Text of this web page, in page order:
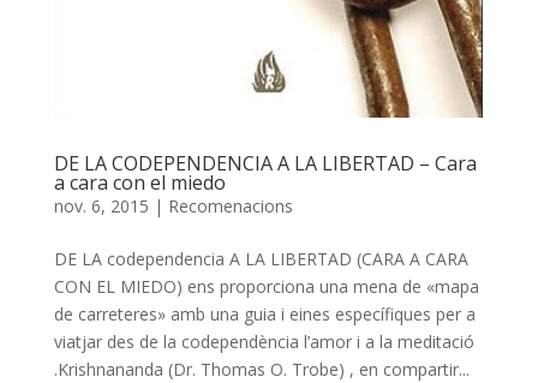
DE LA CODEPENDENCIA A LA LIBERTAD – Cara
a cara con el miedo
nov. 6, 2015 | Recomenacions
DE LA codependencia A LA LIBERTAD (CARA A CARA
CON EL MIEDO) ens proporciona una mena de «mapa
de carreteres» amb una guia i eines específiques per a
viatjar des de la codependència l’amor i a la meditació
.Krishnananda (Dr. Thomas O. Trobe) , en compartir...